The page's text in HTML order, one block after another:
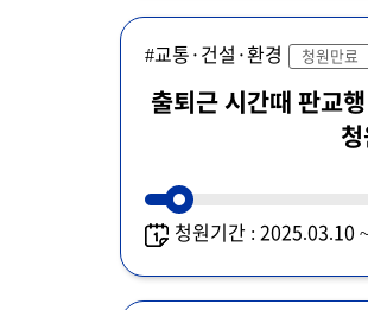
#교통·건설·환경 청원만료
출퇴근 시간때 판교
청
청원기간 : 2025.03.10